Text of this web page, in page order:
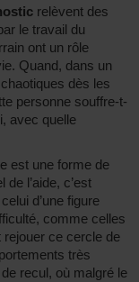
relèvent des
le travail du
ont un rôle
Quand, dans un
dès les
personne souffre-t-
avec quelle
est une forme de
l’aide, c’est
d’une figure
comme celles
rejouer ce cercle de
très
recul, où malgré le